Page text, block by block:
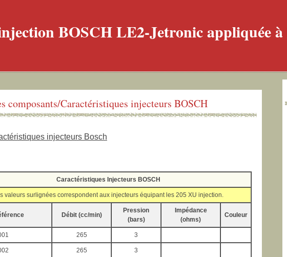
composants/Caractéristiques injecteurs BOSCH
injecteurs Bosch
Caractéristiques Injecteurs BOSCH
valeurs surlignées correspondent aux injecteurs équipant les 205 XU injection.
Débit (cc/min)
Pression
(bars)
Impédance
(ohms)
Couleur
265 3
265 3